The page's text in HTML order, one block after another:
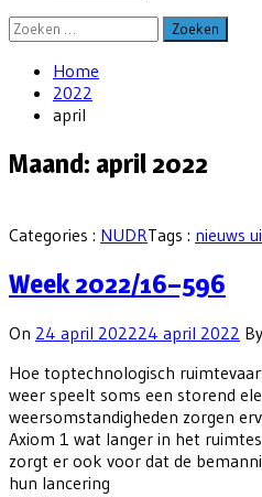
Zoeken
naar:
Home
2022
april
Maand: april 2022
Categories : NUDRTags : nieuws
Week 2022/16–596
On 24 april 202224 april 2022 By
Hoe toptechnologisch
weer speelt soms een storend
weersomstandigheden zorgen
Axiom 1 wat langer in het
zorgt er ook voor dat de
hun lancering